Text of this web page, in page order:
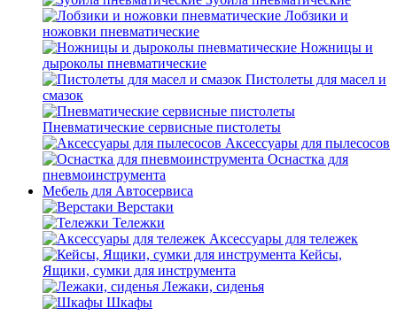
Лобзики и
ножовки пневматические
Ножницы и
дыроколы пневматические
Пистолеты для масел и
смазок
Пневматические сервисные пистолеты
Аксессуары для пылесосов
Оснастка для
пневмоинструмента
Мебель для Автосервиса
Верстаки
Тележки
Аксессуары для тележек
Кейсы,
Ящики, сумки для инструмента
Лежаки, сиденья
Шкафы